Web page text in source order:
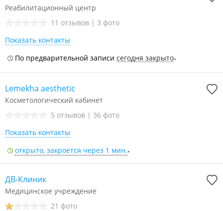
Реабилитационный центр
11 отзывов | 3 фото
Показать контакты
По предварительной записи сегодня закрыто
Lemekha aesthetic
Косметологический кабинет
5 отзывов | 36 фото
Показать контакты
открыто, закроется через 1 мин.
ДВ-Клиник
Медицинское учреждение
21 фото